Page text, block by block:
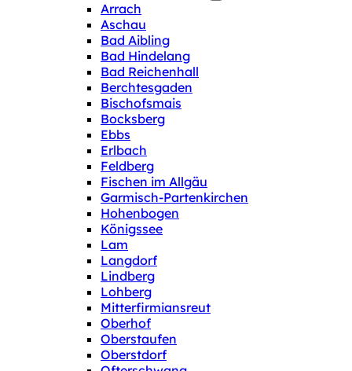
Arrach
Aschau
Bad Aibling
Bad Hindelang
Bad Reichenhall
Berchtesgaden
Bischofsmais
Bocksberg
Ebbs
Erlbach
Feldberg
Fischen im Allgäu
Garmisch-Partenkirchen
Hohenbogen
Königssee
Lam
Langdorf
Lindberg
Lohberg
Mitterfirmiansreut
Oberhof
Oberstaufen
Oberstdorf